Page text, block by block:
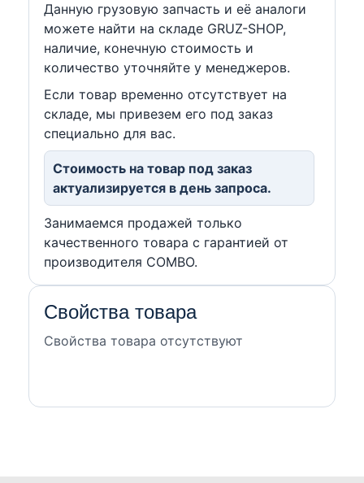
Данную грузовую запчасть и её аналоги
можете найти на складе GRUZ-SHOP,
наличие, конечную стоимость и
количество уточняйте у менеджеров.
Если товар временно отсутствует на
складе, мы привезем его под заказ
специально для вас.
Стоимость на товар под заказ
актуализируется в день запроса.
Занимаемся продажей только
качественного товара с гарантией от
производителя COMBO.
Свойства товара
Свойства товара отсутствуют